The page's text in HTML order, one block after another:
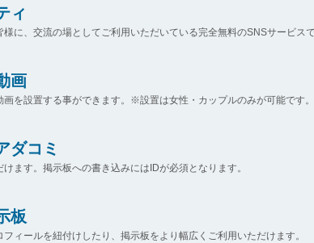
ィ
に、交流の場としてご利用いただいている完全無料のSNSサービスで
画
画を設置する事ができます。※設置は女性・カップルのみが可能です。
ダコミ
ます。掲示板への書き込みにはIDが必須となります。
板
ィールを紐付けしたり、掲示板をより幅広くご利用いただけます。